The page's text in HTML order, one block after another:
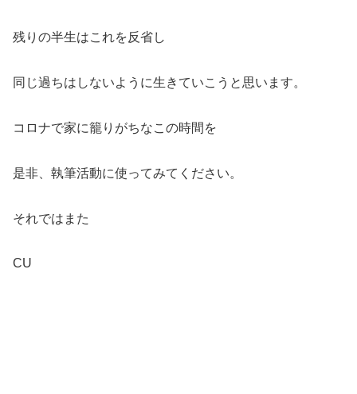
残りの半生はこれを反省し
同じ過ちはしないように生きていこうと思います。
コロナで家に籠りがちなこの時間を
是非、執筆活動に使ってみてください。
それではまた
CU